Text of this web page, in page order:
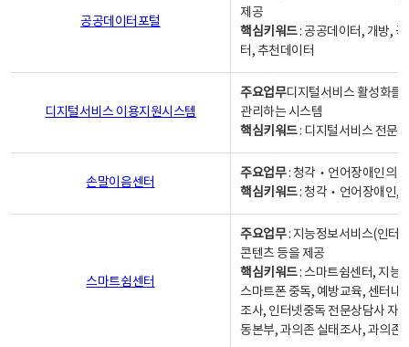
공공데이터포털
제공
핵심키워드: 공공데이터, 개방,
터, 추천데이터
디지털서비스 이용지원시스템
주요업무디지털서비스 활성화를
관리하는 시스템
핵심키워드: 디지털서비스 전문
손말이음센터
주요업무: 청각‧언어장애인의
핵심키워드: 청각‧언어장애인,
스마트쉼센터
주요업무: 지능정보서비스(인터
콘텐츠 등을 제공
핵심키워드: 스마트쉼센터, 지능
스마트폰 중독, 예방교육, 센터내
조사, 인터넷중독 전문상담사 자
동본부, 과의존 실태조사, 과의존